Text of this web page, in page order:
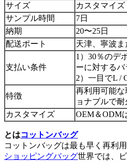
サイズ
カスタマイズ
サンプル時間
7日
納期
20〜25日
配送ポート
天津、寧波
支払い条件
1）30％のデ
ーに対するバ
2）一目でL /
特徴
再利用可能
ョナブルで
カスタマイズ
OEM＆ODM
とはコットンバッグ
コットンバッグは最も早く再利
ショッピングバッグ世界では、